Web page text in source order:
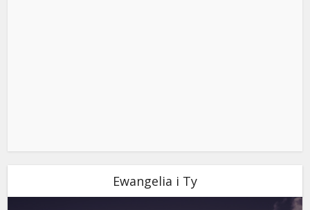
Ewangelia i Ty